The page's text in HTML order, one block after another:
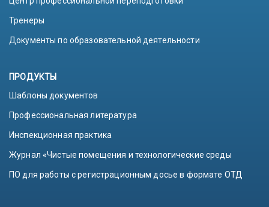
Тренеры
Документы по образовательной деятельности
ПРОДУКТЫ
Шаблоны документов
Профессиональная литература
Инспекционная практика
Журнал «Чистые помещения и технологические среды
ПО для работы с регистрационным досье в формате ОТД